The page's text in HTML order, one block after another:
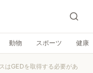
動物 スポーツ 健康
はGEDを取得する必要があ